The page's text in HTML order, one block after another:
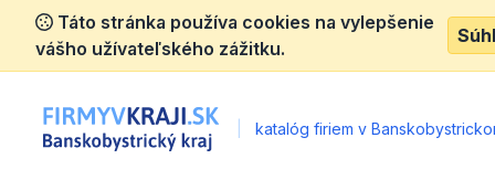
Táto stránka používa cookies na vylepšenie
vášho užívateľského zážitku.
katalóg firiem v